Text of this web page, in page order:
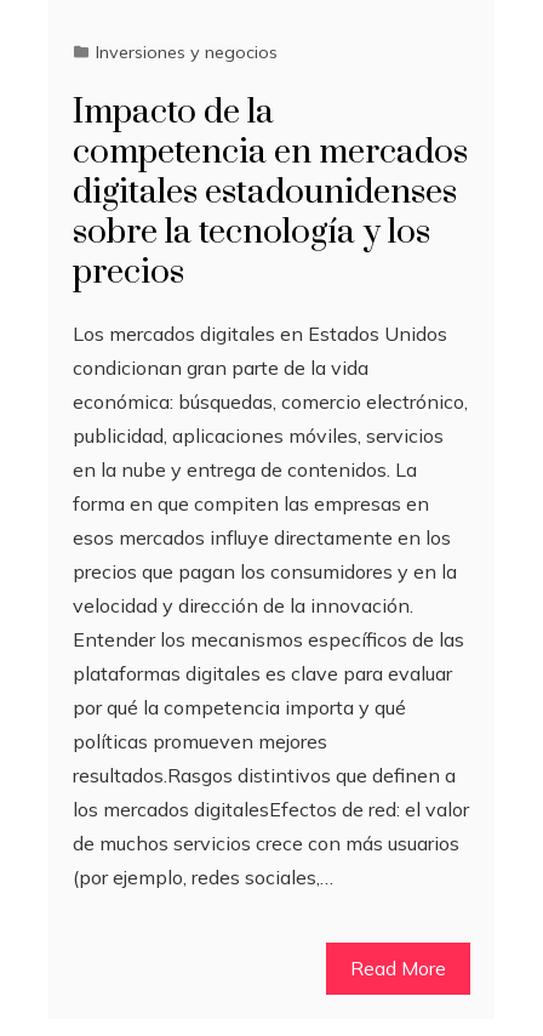
Inversiones y negocios
Impacto de la
competencia en mercados
digitales estadounidenses
sobre la tecnología y los
precios
Los mercados digitales en Estados Unidos
condicionan gran parte de la vida
económica: búsquedas, comercio electrónico,
publicidad, aplicaciones móviles, servicios
en la nube y entrega de contenidos. La
forma en que compiten las empresas en
esos mercados influye directamente en los
precios que pagan los consumidores y en la
velocidad y dirección de la innovación.
Entender los mecanismos específicos de las
plataformas digitales es clave para evaluar
por qué la competencia importa y qué
políticas promueven mejores
resultados.Rasgos distintivos que definen a
los mercados digitalesEfectos de red: el valor
de muchos servicios crece con más usuarios
(por ejemplo, redes sociales,…
Read More